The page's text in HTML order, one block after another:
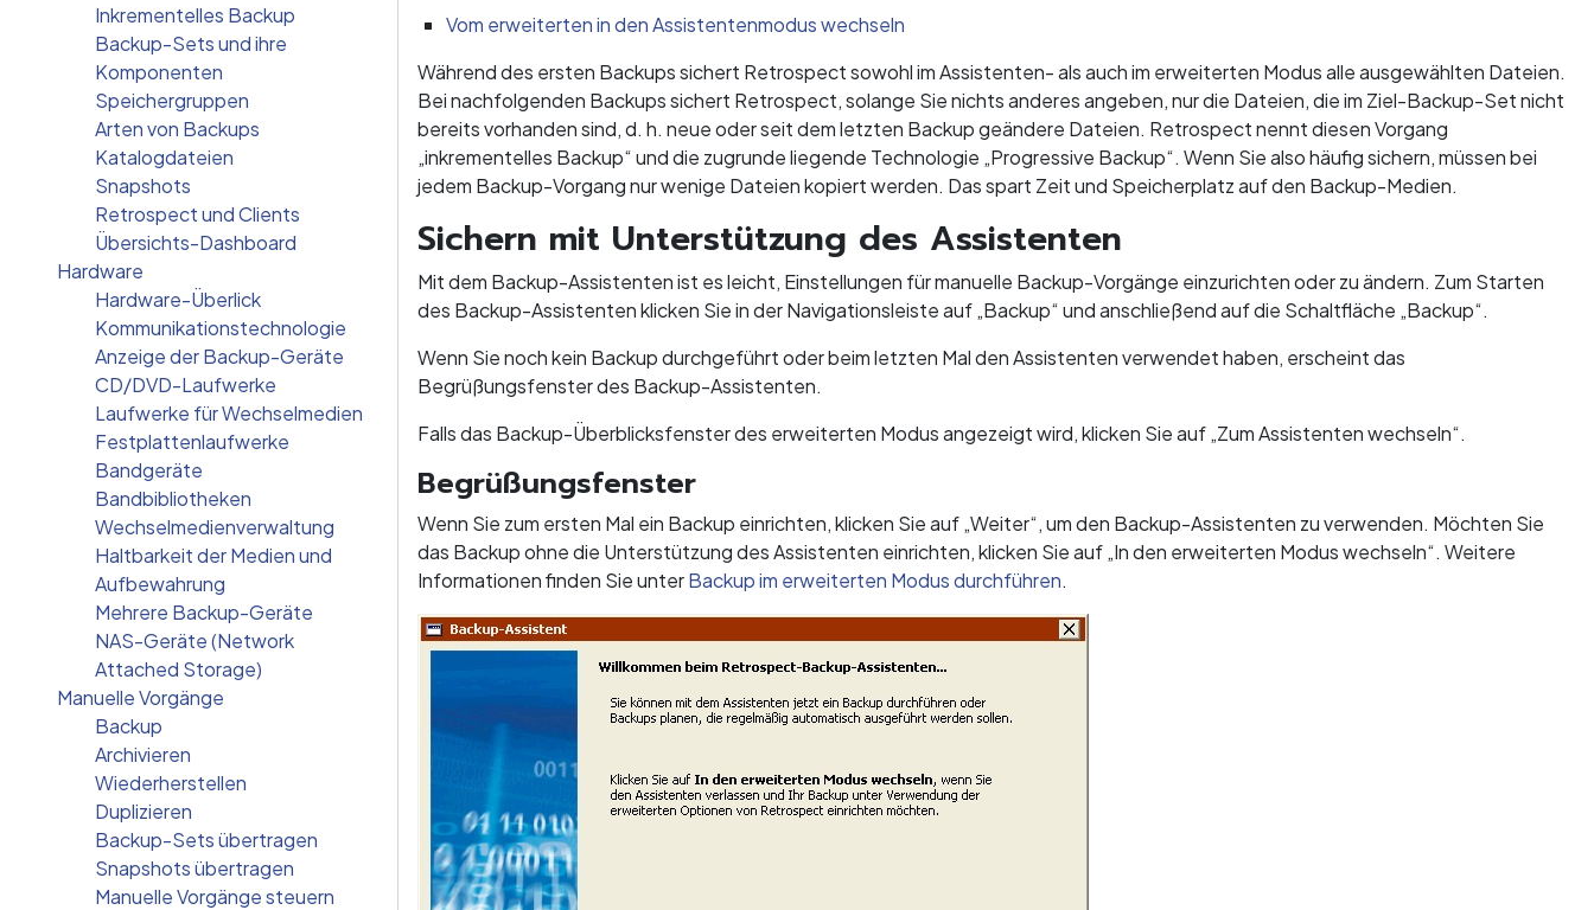
Inkrementelles Backup
Backup-Sets und ihre
Komponenten
Speichergruppen
Arten von Backups
Katalogdateien
Snapshots
Retrospect und Clients
Übersichts-Dashboard
Hardware
Hardware-Überlick
Kommunikationstechnologie
Anzeige der Backup-Geräte
CD/DVD-Laufwerke
Laufwerke für Wechselmedien
Festplattenlaufwerke
Bandgeräte
Bandbibliotheken
Wechselmedienverwaltung
Haltbarkeit der Medien und
Aufbewahrung
Mehrere Backup-Geräte
NAS-Geräte (Network
Attached Storage)
Manuelle Vorgänge
Backup
Archivieren
Wiederherstellen
Duplizieren
Backup-Sets übertragen
Snapshots übertragen
Manuelle Vorgänge steuern
Vom erweiterten in den Assistentenmodus wechseln
Während des ersten Backups sichert Retrospect sowohl im Assistenten- als auch im erweiterten Modus alle ausgewählten Dateien.
Bei nachfolgenden Backups sichert Retrospect, solange Sie nichts anderes angeben, nur die Dateien, die im Ziel-Backup-Set nicht
bereits vorhanden sind, d. h. neue oder seit dem letzten Backup geändere Dateien. Retrospect nennt diesen Vorgang
„inkrementelles Backup“ und die zugrunde liegende Technologie „Progressive Backup“. Wenn Sie also häufig sichern, müssen bei
jedem Backup-Vorgang nur wenige Dateien kopiert werden. Das spart Zeit und Speicherplatz auf den Backup-Medien.
Sichern mit Unterstützung des Assistenten
Mit dem Backup-Assistenten ist es leicht, Einstellungen für manuelle Backup-Vorgänge einzurichten oder zu ändern. Zum Starten
des Backup-Assistenten klicken Sie in der Navigationsleiste auf „Backup“ und anschließend auf die Schaltfläche „Backup“.
Wenn Sie noch kein Backup durchgeführt oder beim letzten Mal den Assistenten verwendet haben, erscheint das
Begrüßungsfenster des Backup-Assistenten.
Falls das Backup-Überblicksfenster des erweiterten Modus angezeigt wird, klicken Sie auf „Zum Assistenten wechseln“.
Begrüßungsfenster
Wenn Sie zum ersten Mal ein Backup einrichten, klicken Sie auf „Weiter“, um den Backup-Assistenten zu verwenden. Möchten Sie
das Backup ohne die Unterstützung des Assistenten einrichten, klicken Sie auf „In den erweiterten Modus wechseln“. Weitere
Informationen finden Sie unterBackup im erweiterten Modus durchführen.